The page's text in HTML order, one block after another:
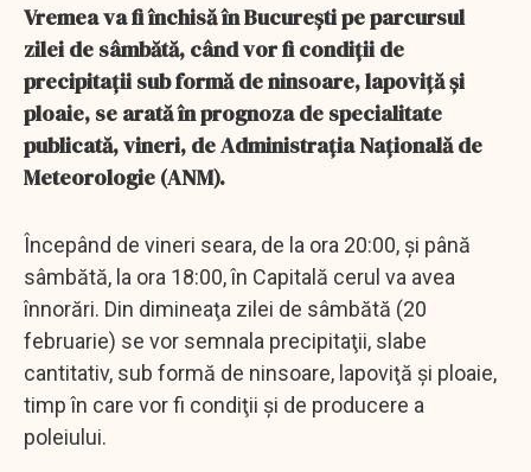
Vremea va fi închisă în Bucureşti pe parcursul
zilei de sâmbătă, când vor fi condiţii de
precipitaţii sub formă de ninsoare, lapoviţă şi
ploaie, se arată în prognoza de specialitate
publicată, vineri, de Administraţia Naţională de
Meteorologie (ANM).
Începând de vineri seara, de la ora 20:00, şi până
sâmbătă, la ora 18:00, în Capitală cerul va avea
înnorări. Din dimineaţa zilei de sâmbătă (20
februarie) se vor semnala precipitaţii, slabe
cantitativ, sub formă de ninsoare, lapoviţă şi ploaie,
timp în care vor fi condiţii şi de producere a
poleiului.